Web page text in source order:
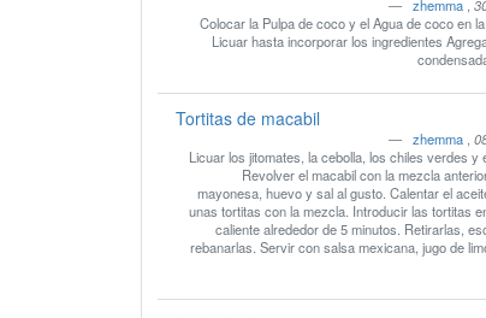
zhemma ,
Colocar la Pulpa de coco y el Agua de coco en
Licuar hasta incorporar los ingredientes
Tortitas de macabil
zhemma ,
Licuar los jitomates, la cebolla, los chiles verdes y
Revolver el macabil con la mezcla
mayonesa, huevo y sal al gusto. Calentar el
unas tortitas con la mezcla. Introducir las tortitas
caliente alrededor de 5 minutos. Retirarlas,
rebanarlas. Servir con salsa mexicana, jugo de